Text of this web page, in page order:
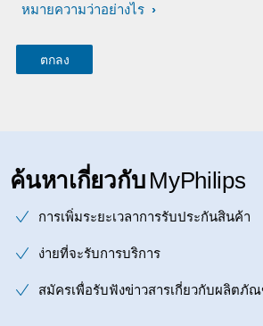
หมายความว่าอย่างไร
ค้นหาเกี่ยวกับ MyPhilips
การเพิ่มระยะเวลาการรับประกันสินค้า
ง่ายที่จะรับการบริการ
สมัครเพื่อรับฟังข่าวสารเกี่ยวกับผลิตภั